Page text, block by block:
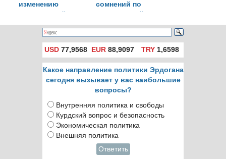
изменению
экономической
политики после
встречи с
Шимшеком
сомнений по
поводу нашей
экономической
программы
USD 77,9568 EUR 88,9097 TRY1,6598
Какое направление политики Эрдогана
сегодня вызывает у вас наибольшие
вопросы?
Внутренняя политика и свободы
Курдский вопрос и безопасность
Экономическая политика
Внешняя политика
Ответить